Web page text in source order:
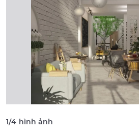
1/4 hình ảnh